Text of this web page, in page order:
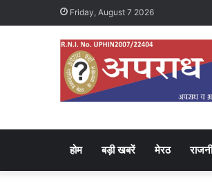
Friday, August 7 2026
होम बड़ी खबरें मेरठ